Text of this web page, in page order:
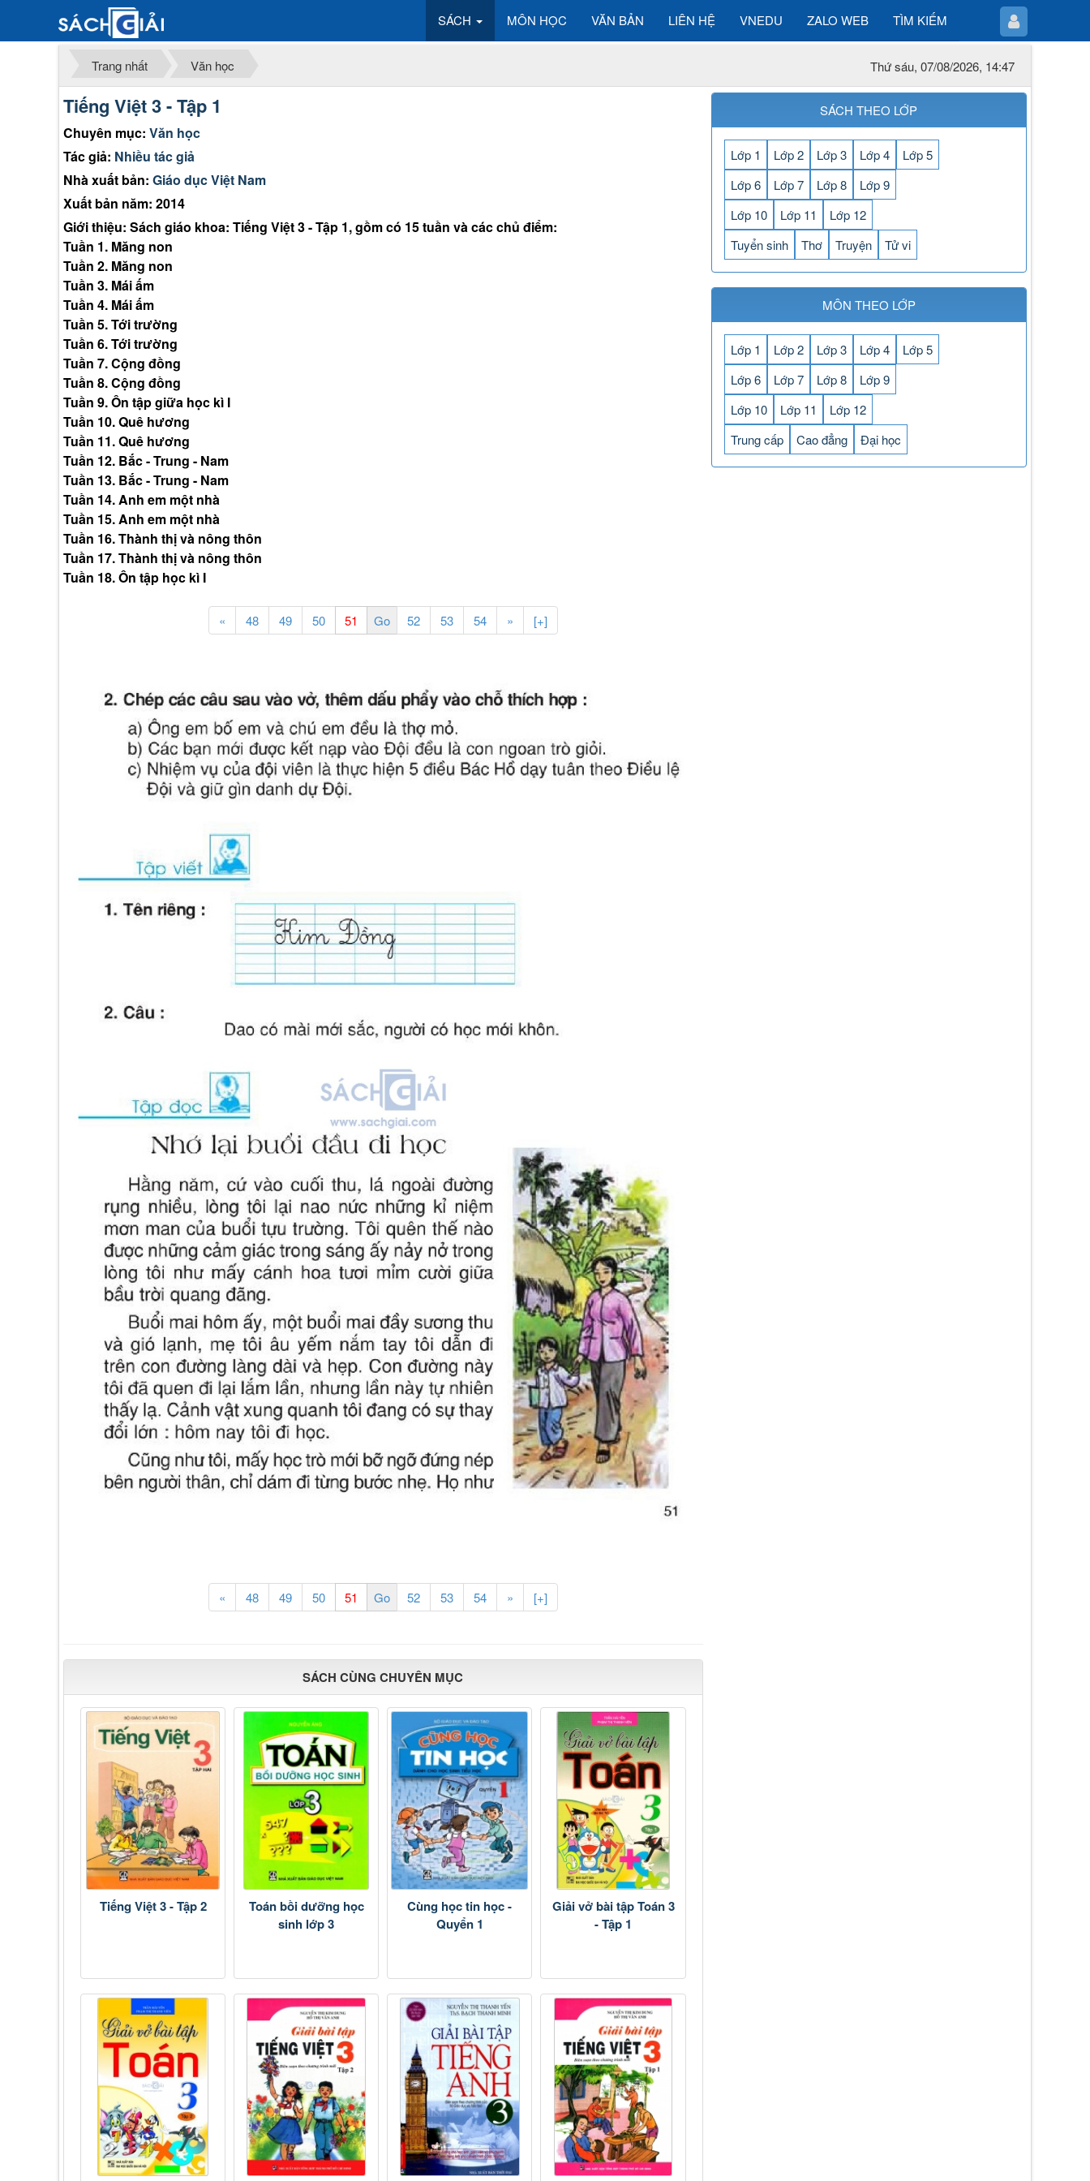
SÁCH MÔN HỌC VĂN BẢN LIÊN HỆ VNEDU ZALO WEB TÌM KIẾM
Trang nhất Văn học Thứ sáu, 07/08/2026, 14:47
Tiếng Việt 3 - Tập 1
Chuyên mục: Văn học
Tác giả: Nhiều tác giả
Nhà xuất bản: Giáo dục Việt Nam
Xuất bản năm: 2014
Giới thiệu: Sách giáo khoa: Tiếng Việt 3 - Tập 1, gồm có 15 tuần và các chủ điểm:
Tuần 1. Măng non
Tuần 2. Măng non
Tuần 3. Mái ấm
Tuần 4. Mái ấm
Tuần 5. Tới trường
Tuần 6. Tới trường
Tuần 7. Cộng đồng
Tuần 8. Cộng đồng
Tuần 9. Ôn tập giữa học kì I
Tuần 10. Quê hương
Tuần 11. Quê hương
Tuần 12. Bắc - Trung - Nam
Tuần 13. Bắc - Trung - Nam
Tuần 14. Anh em một nhà
Tuần 15. Anh em một nhà
Tuần 16. Thành thị và nông thôn
Tuần 17. Thành thị và nông thôn
Tuần 18. Ôn tập học kì I
« 48 49 50 52 53 54 » [+]
« 48 49 50 52 53 54 » [+]
SÁCH CÙNG CHUYÊN MỤC
Tiếng Việt 3 - Tập 2
Toán bồi dưỡng học
sinh lớp 3
Cùng học tin học -
Quyển 1
Giải vở bài tập Toán 3
- Tập 1
SÁCH THEO LỚP
Lớp 1 Lớp 2 Lớp 3 Lớp 4
Lớp 5
Lớp 6
Lớp 7 Lớp 8
Lớp 9
Lớp 10
Lớp 11
Lớp 12
Tuyển sinh
Thơ Truyện Tử vi
MÔN THEO LỚP
Lớp 1 Lớp 2 Lớp 3 Lớp 4
Lớp 5
Lớp 6
Lớp 7 Lớp 8
Lớp 9
Lớp 10
Lớp 11
Lớp 12
Trung cấp
Cao đẳng Đại học